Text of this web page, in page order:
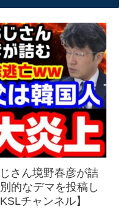
さん境野春彦が詰
的なデマを投稿し
チャンネル】